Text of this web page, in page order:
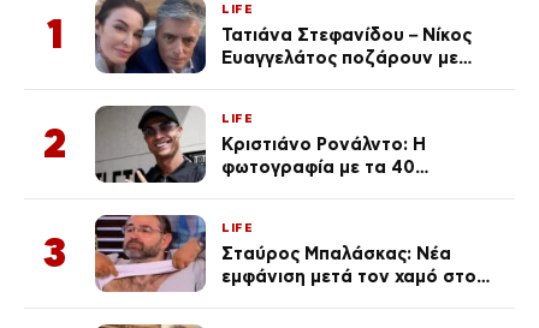
1
LIFE
Τατιάνα Στεφανίδου – Νίκος
Ευαγγελάτος ποζάρουν με
2
LIFE
Κριστιάνο Ρονάλντο: Η
φωτογραφία με τα 40
εκ. likes
3
LIFE
Σταύρος Μπαλάσκας: Νέα
εμφάνιση μετά τον χαμό στο